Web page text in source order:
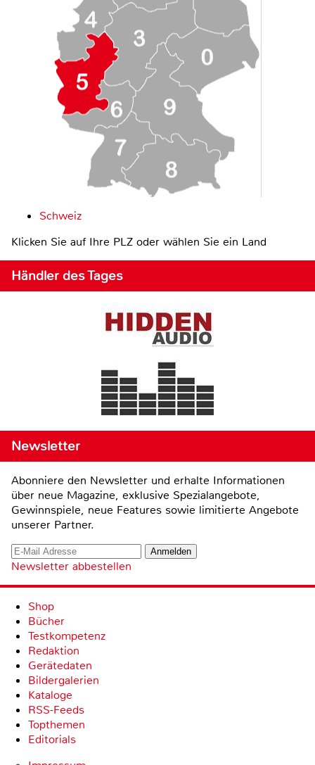
Schweiz
Klicken Sie auf Ihre PLZ oder wählen Sie ein Land
Händler des Tages
Newsletter
Abonniere den Newsletter und erhalte Informationen
über neue Magazine, exklusive Spezialangebote,
Gewinnspiele, neue Features sowie limitierte Angebote
unserer Partner.
Newsletter abbestellen
Shop
Bücher
Testkompetenz
Redaktion
Gerätedaten
Bildergalerien
Kataloge
RSS-Feeds
Topthemen
Editorials